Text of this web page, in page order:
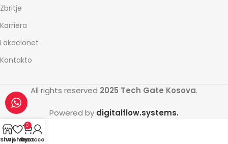
Zbritje
Karriera
Lokacionet
Kontakto
All rights reserved 2025 Tech Gate Kosova.
Powered by digitalflow.systems.
Shop
Wishlist
0
Cart
My account